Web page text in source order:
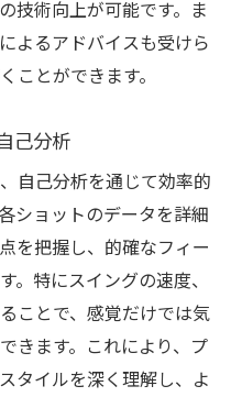
技術向上が可能です。ま
よるアドバイスも受けら
ことができます。
己分析
自己分析を通じて効率的
ショットのデータを詳細
を把握し、的確なフィー
。特にスイングの速度、
ことで、感覚だけでは気
きます。これにより、プ
タイルを深く理解し、よ